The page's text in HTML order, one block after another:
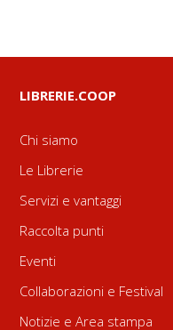
LIBRERIE.COOP
Chi siamo
Le Librerie
Servizi e vantaggi
Raccolta punti
Eventi
Collaborazioni e Festival
Notizie e Area stampa